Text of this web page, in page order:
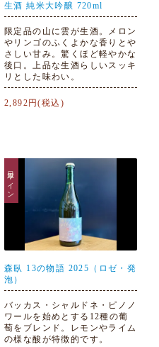
生酒 純米大吟醸 720ml
限定品の山に雲が生酒。メロン
やリンゴのふくよかな香りとや
さしい甘み。驚くほど軽やかな
後口。上品な生酒らしいスッキ
リとした味わい。
2,892円(税込)
日本ワイン
森臥 13の物語 2025（ロゼ・発
泡）
バッカス・シャルドネ・ピノノ
ワールを始めとする12種の葡
萄をブレンド。レモンやライム
の様な酸が特徴的です。